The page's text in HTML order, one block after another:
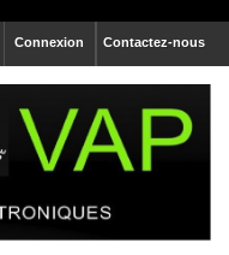
Contactez-nous
Connexion